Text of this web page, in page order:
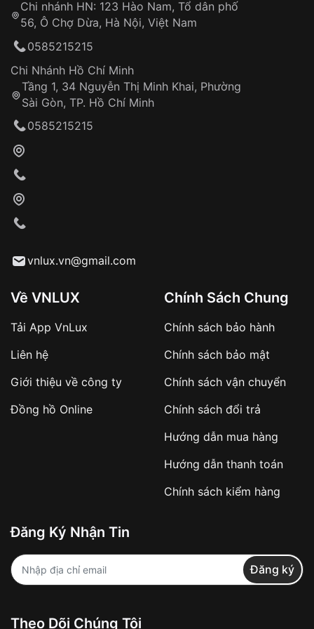
Từ khóa SEO:
Khách hàng kiểm tra và thanh toán trực tiếp
Từ khóa SEO:
sản phẩm đặc biệt
hàng
Số tiền còn lại thanh toán khi nhận hàng hoặc
✔️ Đảm bảo xử lý đơn hàng nhanh chóng
✔️ Hạn chế tình trạng hủy đơn không mong
Từ khóa SEO:
Khách hàng được
Đảm bảo quyền lợi khách hàng
Đồng hành cùng khách hàng trong suốt quá
trình sử dụng
Chi nhánh HN: 123 Hào Nam, Tổ dân phố
56, Ô Chợ Dừa, Hà Nội, Việt Nam
0585215215
Chi Nhánh Hồ Chí Minh
Tầng 1, 34 Nguyễn Thị Minh Khai, Phường
Sài Gòn, TP. Hồ Chí Minh
0585215215
vnlux.vn@gmail.com
Về VNLUX
Tải App VnLux
Liên hệ
Giới thiệu về công ty
Đồng hồ Online
Chính Sách Chung
Chính sách bảo hành
Chính sách bảo mật
Chính sách vận chuyển
Chính sách đổi trả
Hướng dẫn mua hàng
Hướng dẫn thanh toán
Chính sách kiểm hàng
Đăng Ký Nhận Tin
Đăng ký
Theo Dõi Chúng Tôi